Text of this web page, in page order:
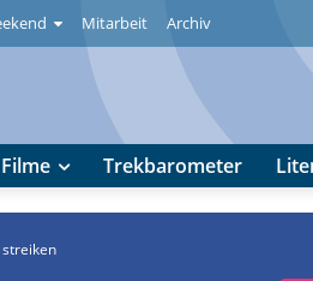
Mitarbeit Archiv
Filme Trekbarometer